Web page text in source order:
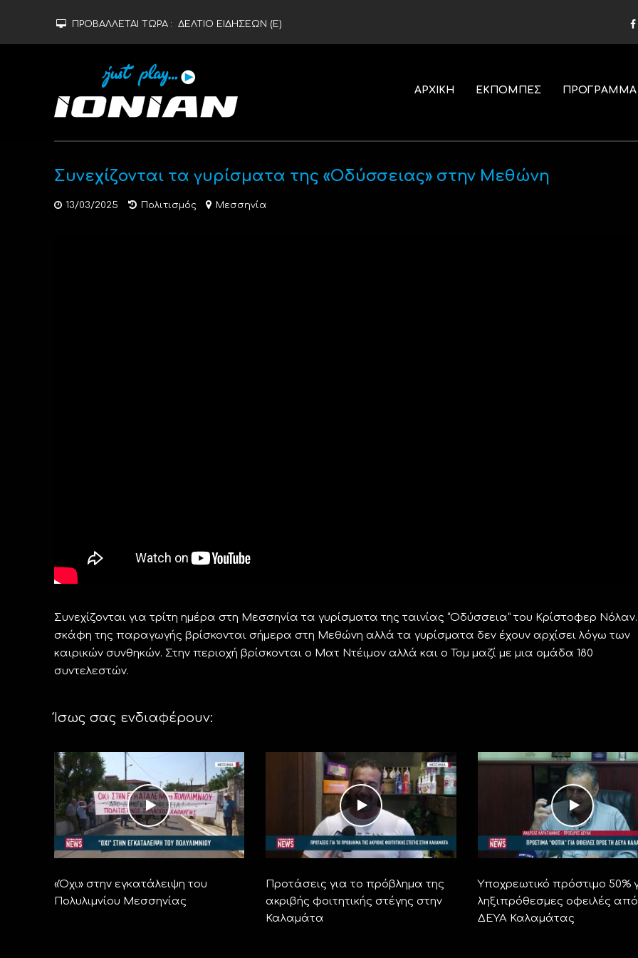
ΠΡΟΒΑΛΛΕΤΑΙ ΤΩΡΑ : ΔΕΛΤΙΟ ΕΙΔΗΣΕΩΝ (Ε)
ΑΡΧΙΚΗ ΕΚΠΟΜΠΕΣ ΠΡΟΓΡΑΜΜΑ
Συνεχίζονται τα γυρίσματα της «Οδύσσειας» στην Μεθώνη
13/03/2025 Πολιτισμός Μεσσηνία
Συνεχίζονται για τρίτη ημέρα στη Μεσσηνία τα γυρίσματα της ταινίας “Οδύσσεια” του Κρίστοφερ
σκάφη της παραγωγής βρίσκονται σήμερα στη Μεθώνη αλλά τα γυρίσματα δεν έχουν αρχίσει λόγω των
καιρικών συνθηκών. Στην περιοχή βρίσκονται ο Ματ Ντέιμον αλλά και ο Τομ μαζί με μια ομάδα 180
συντελεστών.
Ίσως σας ενδιαφέρουν:
«Όχι» στην εγκατάλειψη του
Πολυλιμνίου Μεσσηνίας
Προτάσεις για το πρόβλημα της
ακριβής φοιτητικής στέγης στην
Καλαμάτα
Υποχρεωτικό πρόστιμο 50%
ληξιπρόθεσμες οφειλές από
ΔΕΥΑ Καλαμάτας